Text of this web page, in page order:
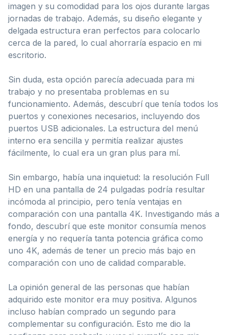
imagen y su comodidad para los ojos durante largas
jornadas de trabajo. Además, su diseño elegante y
delgada estructura eran perfectos para colocarlo
cerca de la pared, lo cual ahorraría espacio en mi
escritorio.
Sin duda, esta opción parecía adecuada para mi
trabajo y no presentaba problemas en su
funcionamiento. Además, descubrí que tenía todos los
puertos y conexiones necesarios, incluyendo dos
puertos USB adicionales. La estructura del menú
interno era sencilla y permitía realizar ajustes
fácilmente, lo cual era un gran plus para mí.
Sin embargo, había una inquietud: la resolución Full
HD en una pantalla de 24 pulgadas podría resultar
incómoda al principio, pero tenía ventajas en
comparación con una pantalla 4K. Investigando más a
fondo, descubrí que este monitor consumía menos
energía y no requería tanta potencia gráfica como
uno 4K, además de tener un precio más bajo en
comparación con uno de calidad comparable.
La opinión general de las personas que habían
adquirido este monitor era muy positiva. Algunos
incluso habían comprado un segundo para
complementar su configuración. Esto me dio la